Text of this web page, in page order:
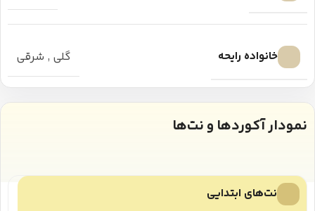
خانواده رایحه گلی , شرقی
نمودار آکوردها و نت‌ها
نت‌های ابتدایی